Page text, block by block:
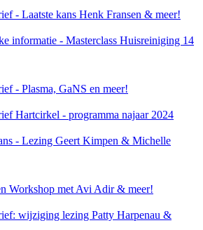
- Laatste kans Henk Fransen & meer!
informatie - Masterclass Huisreiniging 14
- Plasma, GaNS en meer!
Hartcirkel - programma najaar 2024
- Lezing Geert Kimpen & Michelle
Workshop met Avi Adir & meer!
wijziging lezing Patty Harpenau &